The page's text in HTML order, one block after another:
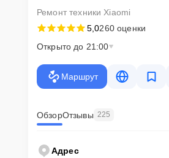
Ремонт техники Xiaomi
5,0260 оценки
Открыто до 21:00
Маршрут
ОбзорОтзывы 225
Адрес